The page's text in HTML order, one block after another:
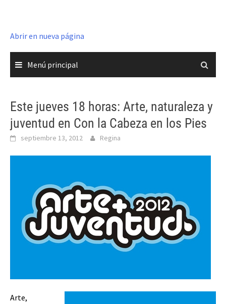
Abrir en nueva página
Menú principal
Este jueves 18 horas: Arte, naturaleza y
juventud en Con la Cabeza en los Pies
septiembre 13, 2012 Regina
Arte,